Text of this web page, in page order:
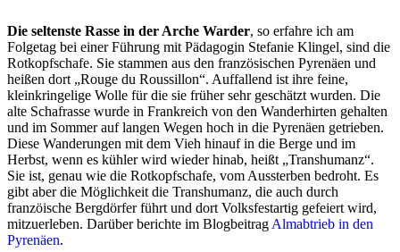
Die seltenste Rasse in der Arche Warder, so erfahre ich am
Folgetag bei einer Führung mit Pädagogin Stefanie Klingel, sind die
Rotkopfschafe. Sie stammen aus den französischen Pyrenäen und
heißen dort „Rouge du Roussillon“. Auffallend ist ihre feine,
kleinkringelige Wolle für die sie früher sehr geschätzt wurden. Die
alte Schafrasse wurde in Frankreich von den Wanderhirten gehalten
und im Sommer auf langen Wegen hoch in die Pyrenäen getrieben.
Diese Wanderungen mit dem Vieh hinauf in die Berge und im
Herbst, wenn es kühler wird wieder hinab, heißt „Transhumanz“.
Sie ist, genau wie die Rotkopfschafe, vom Aussterben bedroht. Es
gibt aber die Möglichkeit die Transhumanz, die auch durch
franzöische Bergdörfer führt und dort Volksfestartig gefeiert wird,
mitzuerleben. Darüber berichte im Blogbeitrag Almabtrieb in den
Pyrenäen.